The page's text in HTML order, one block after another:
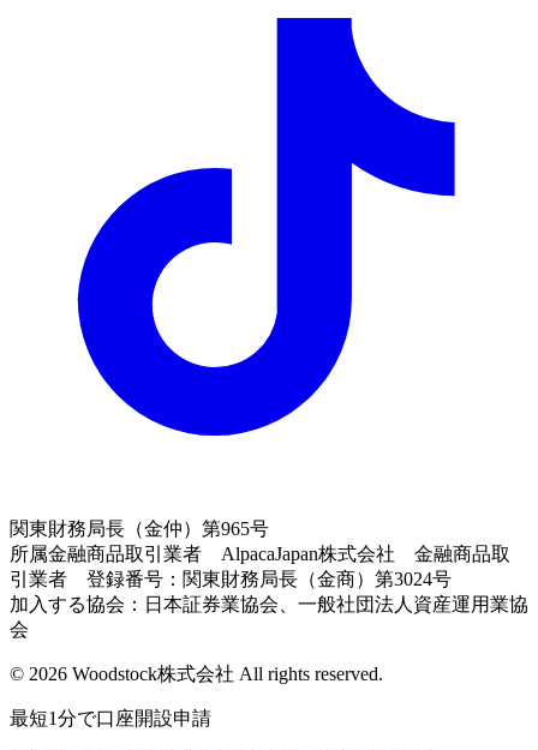
関東財務局長（金仲）第965号
所属金融商品取引業者 AlpacaJapan株式会社 金融商品取
引業者 登録番号：関東財務局長（金商）第3024号
加入する協会：日本証券業協会、一般社団法人資産運用業協
会
© 2026 Woodstock株式会社 All rights reserved.
最短1分で口座開設申請